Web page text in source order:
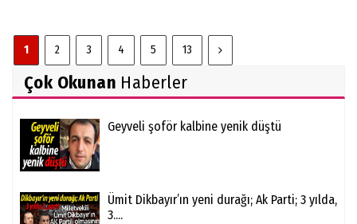
1 2 3 4 5 13
Çok Okunan Haberler
Geyveli şoför kalbine yenik düştü
Ümit Dikbayır’ın yeni durağı; Ak Parti; 3 yılda,
3....